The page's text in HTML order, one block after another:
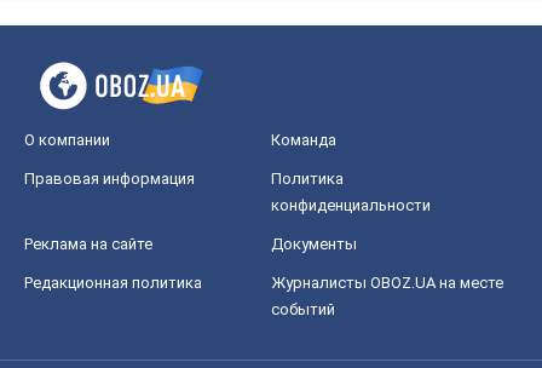
О компании Команда
Правовая информация
Политика
конфиденциальности
Реклама на сайте Документы
Редакционная политика
Журналисты OBOZ.UA на месте
событий